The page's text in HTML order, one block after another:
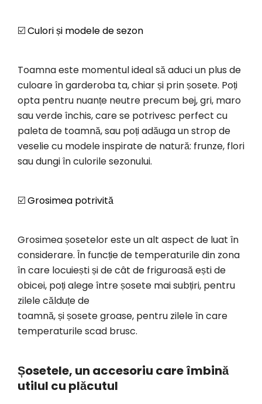
☑️Culori și modele de sezon
Toamna este momentul ideal să aduci un plus de
culoare în garderoba ta, chiar și prin șosete. Poți
opta pentru nuanțe neutre precum bej, gri, maro
sau verde închis, care se potrivesc perfect cu
paleta de toamnă, sau poți adăuga un strop de
veselie cu modele inspirate de natură: frunze, flori
sau dungi în culorile sezonului.
☑️Grosimea potrivită
Grosimea șosetelor este un alt aspect de luat în
considerare. În funcție de temperaturile din zona
în care locuiești și de cât de friguroasă ești de
obicei, poți alege între șosete mai subțiri, pentru
zilele călduțe de
toamnă, și șosete groase, pentru zilele în care
temperaturile scad brusc.
Șosetele, un accesoriu care îmbină
utilul cu plăcutul